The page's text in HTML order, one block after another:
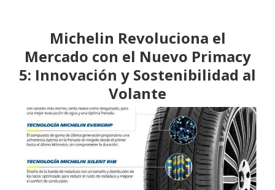
Michelin Revoluciona el
Mercado con el Nuevo Primacy
5: Innovación y Sostenibilidad al
Volante